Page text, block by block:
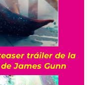
tráiler de la
James Gunn